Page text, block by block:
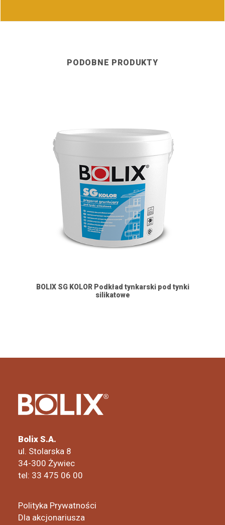
PODOBNE PRODUKTY
BOLIX SG KOLOR Podkład tynkarski pod tynki
silikatowe
Bolix S.A.
ul. Stolarska 8
34-300 Żywiec
tel: 33 475 06 00
Polityka Prywatności
Dla akcjonariusza